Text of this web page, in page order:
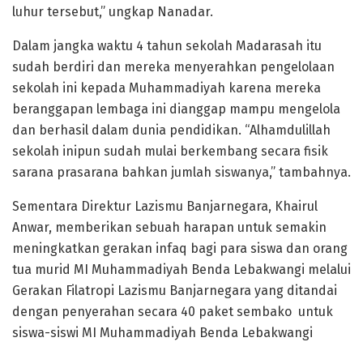
luhur tersebut,” ungkap Nanadar.
Dalam jangka waktu 4 tahun sekolah Madarasah itu
sudah berdiri dan mereka menyerahkan pengelolaan
sekolah ini kepada Muhammadiyah karena mereka
beranggapan lembaga ini dianggap mampu mengelola
dan berhasil dalam dunia pendidikan. “Alhamdulillah
sekolah inipun sudah mulai berkembang secara fisik
sarana prasarana bahkan jumlah siswanya,” tambahnya.
Sementara Direktur Lazismu Banjarnegara, Khairul
Anwar, memberikan sebuah harapan untuk semakin
meningkatkan gerakan infaq bagi para siswa dan orang
tua murid MI Muhammadiyah Benda Lebakwangi melalui
Gerakan Filatropi Lazismu Banjarnegara yang ditandai
dengan penyerahan secara 40 paket sembako untuk
siswa-siswi MI Muhammadiyah Benda Lebakwangi